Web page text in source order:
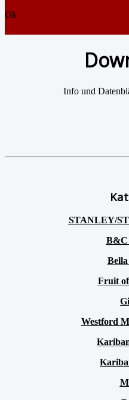
Ok
Info und
STANLEY/
B&C
Fruit
Westford